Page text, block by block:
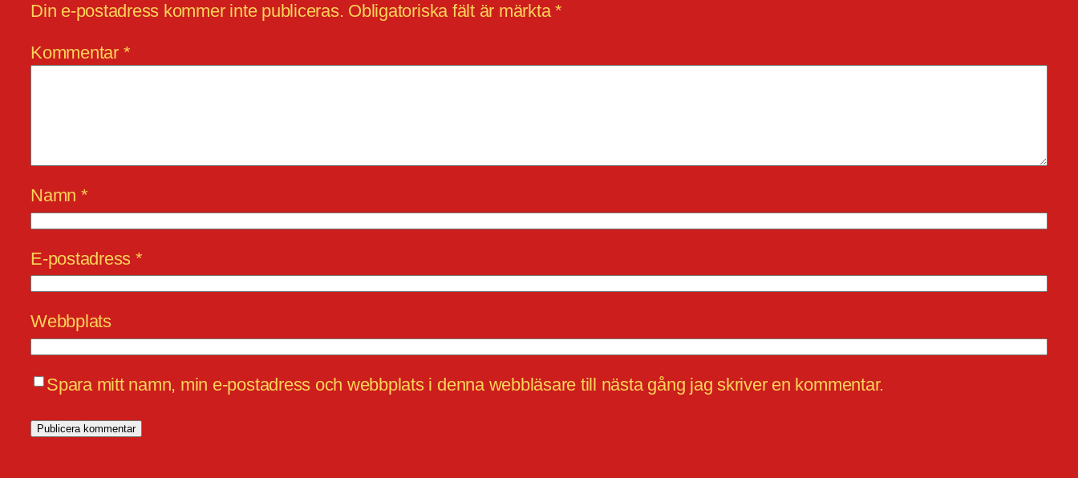
Din e-postadress kommer inte publiceras. Obligatoriska fält är märkta*
Kommentar *
Namn *
E-postadress *
Webbplats
Spara mitt namn, min e-postadress och webbplats i denna webbläsare till nästa gång jag skriver en kommentar.